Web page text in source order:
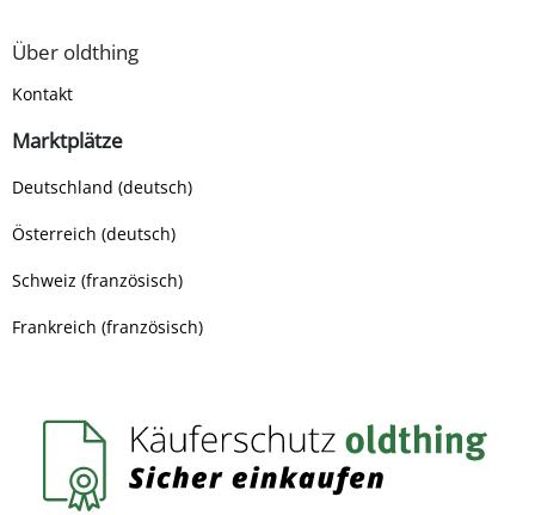
Über oldthing
Kontakt
Marktplätze
Deutschland (deutsch)
Österreich (deutsch)
Schweiz (französisch)
Frankreich (französisch)